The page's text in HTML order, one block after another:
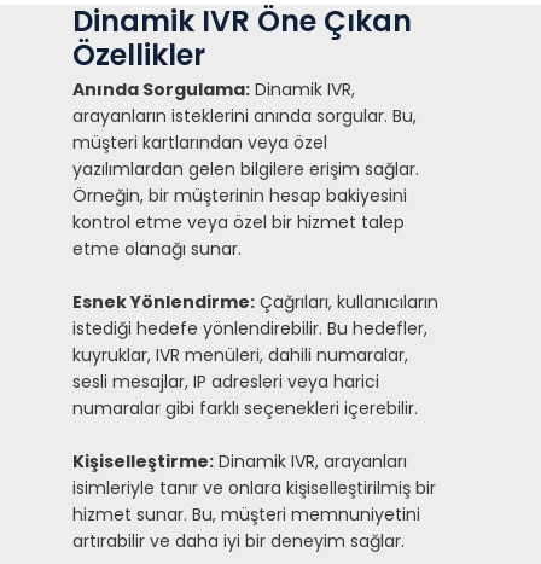
Dinamik IVR Öne Çıkan
Özellikler
Anında Sorgulama: Dinamik IVR,
arayanların isteklerini anında sorgular. Bu,
müşteri kartlarından veya özel
yazılımlardan gelen bilgilere erişim sağlar.
Örneğin, bir müşterinin hesap bakiyesini
kontrol etme veya özel bir hizmet talep
etme olanağı sunar.
Esnek Yönlendirme: Çağrıları, kullanıcıların
istediği hedefe yönlendirebilir. Bu hedefler,
kuyruklar, IVR menüleri, dahili numaralar,
sesli mesajlar, IP adresleri veya harici
numaralar gibi farklı seçenekleri içerebilir.
Kişiselleştirme: Dinamik IVR, arayanları
isimleriyle tanır ve onlara kişiselleştirilmiş bir
hizmet sunar. Bu, müşteri memnuniyetini
artırabilir ve daha iyi bir deneyim sağlar.